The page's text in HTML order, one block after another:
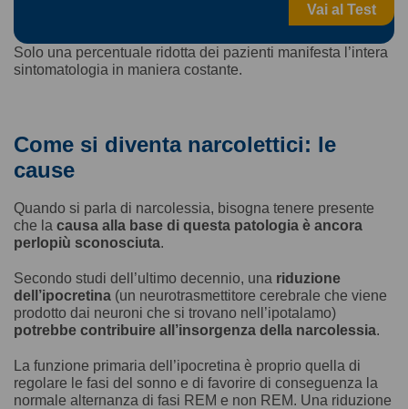
Vai al Test
Solo una percentuale ridotta dei pazienti manifesta l’intera
sintomatologia in maniera costante.
Come si diventa narcolettici: le
cause
Quando si parla di narcolessia, bisogna tenere presente
che la causa alla base di questa patologia è ancora
perlopiù sconosciuta.
Secondo studi dell’ultimo decennio, una riduzione
dell’ipocretina (un neurotrasmettitore cerebrale che viene
prodotto dai neuroni che si trovano nell’ipotalamo)
potrebbe contribuire all’insorgenza della narcolessia.
La funzione primaria dell’ipocretina è proprio quella di
regolare le fasi del sonno e di favorire di conseguenza la
normale alternanza di fasi REM e non REM. Una riduzione